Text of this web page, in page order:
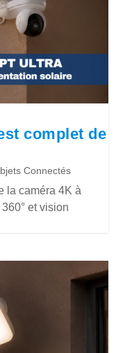
complet de
Connectés
la caméra 4K à
et vision